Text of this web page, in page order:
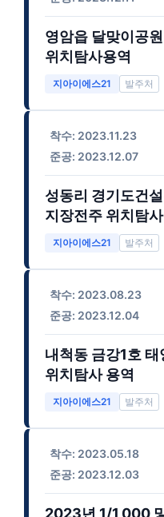
영암읍 달맞이공
위치탐사용역
지아이에스21
착수: 2023.11.23
준공: 2023.12.07
성동리 경기도건
지장전주 위치탐
지아이에스21
착수: 2023.08.23
준공: 2023.12.04
내척동 금강1호
위치탐사 용역
지아이에스21
착수: 2023.05.18
준공: 2023.12.03
2023년 1/1,000